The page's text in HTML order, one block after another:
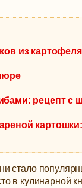
из картофеля
рецепт с
стало
в кулинарной